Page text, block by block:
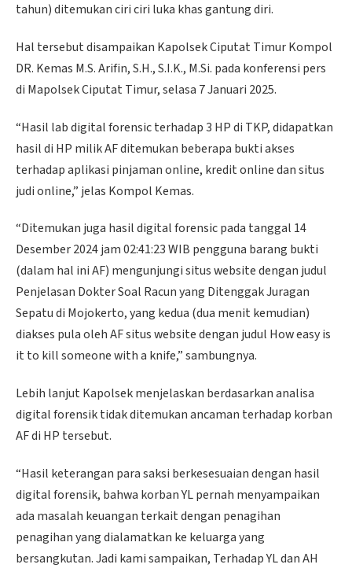
tahun) ditemukan ciri ciri luka khas gantung diri.
Hal tersebut disampaikan Kapolsek Ciputat Timur Kompol
DR. Kemas M.S. Arifin, S.H., S.I.K., M.Si. pada konferensi pers
di Mapolsek Ciputat Timur, selasa 7 Januari 2025.
“Hasil lab digital forensic terhadap 3 HP di TKP, didapatkan
hasil di HP milik AF ditemukan beberapa bukti akses
terhadap aplikasi pinjaman online, kredit online dan situs
judi online,” jelas Kompol Kemas.
“Ditemukan juga hasil digital forensic pada tanggal 14
Desember 2024 jam 02:41:23 WIB pengguna barang bukti
(dalam hal ini AF) mengunjungi situs website dengan judul
Penjelasan Dokter Soal Racun yang Ditenggak Juragan
Sepatu di Mojokerto, yang kedua (dua menit kemudian)
diakses pula oleh AF situs website dengan judul How easy is
it to kill someone with a knife,” sambungnya.
Lebih lanjut Kapolsek menjelaskan berdasarkan analisa
digital forensik tidak ditemukan ancaman terhadap korban
AF di HP tersebut.
“Hasil keterangan para saksi berkesesuaian dengan hasil
digital forensik, bahwa korban YL pernah menyampaikan
ada masalah keuangan terkait dengan penagihan
penagihan yang dialamatkan ke keluarga yang
bersangkutan. Jadi kami sampaikan, Terhadap YL dan AH